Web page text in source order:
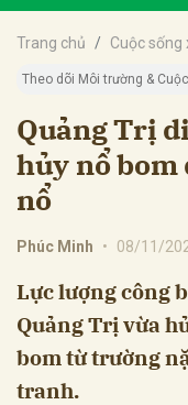
Trang chủ Cuộc sống
Theo dõi Môi trường &
Quảng Trị
hủy nổ bom
nổ
Phúc Minh • 08/11/
Lực lượng công
Quảng Trị vừa
bom từ trường
tranh.